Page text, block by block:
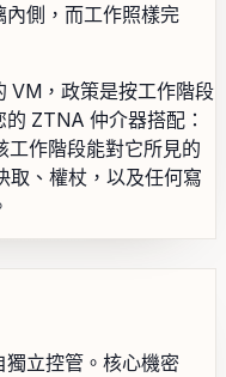
側，而工作照樣完
VM，政策是按工作階段
ZTNA 仲介器搭配：
工作階段能對它所見的
取、權杖，以及任何寫
立控管。核心機密